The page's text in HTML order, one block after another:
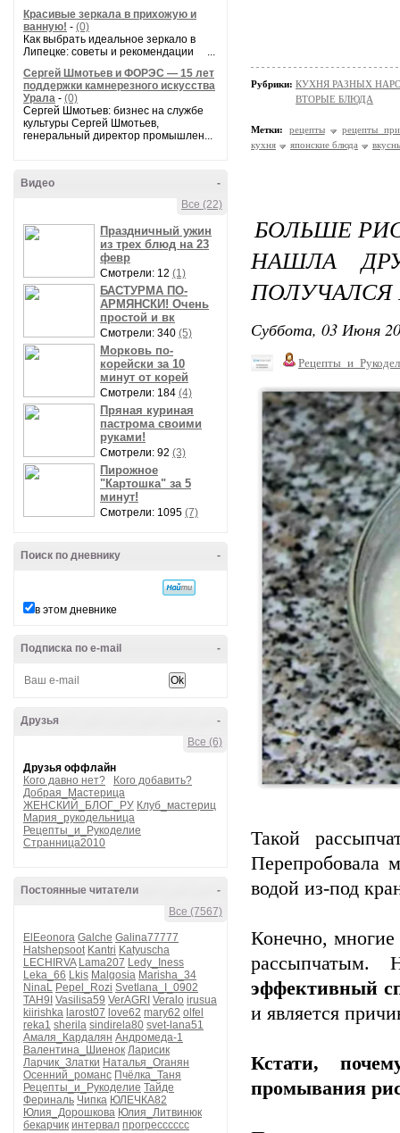
Красивые зеркала в прихожую и
ванную! - (0)
Как выбрать идеальное зеркало в
Липецке: советы и рекомендации ...
Сергей Шмотьев и ФОРЭС — 15 лет
поддержки камнерезного искусства
Урала - (0)
Сергей Шмотьев: бизнес на службе
культуры Сергей Шмотьев,
генеральный директор промышлен...
-
Видео
Все (22)
Праздничный ужин
из трех блюд на 23
февр
Смотрели: 12 (1)
БАСТУРМА ПО-
АРМЯНСКИ! Очень
простой и вк
Смотрели: 340 (5)
Морковь по-
корейски за 10
минут от корей
Смотрели: 184 (4)
Пряная куриная
пастрома своими
руками!
Смотрели: 92 (3)
Пирожное
"Картошка" за 5
минут!
Смотрели: 1095 (7)
-
Поиск по дневнику
в этом дневнике
-
Подписка по e-mail
-
Друзья
Все (6)
Друзья оффлайн
Кого давно нет?
Кого добавить?
Добрая_Мастерица
ЖЕНСКИЙ_БЛОГ_РУ Клуб_мастериц
Мария_рукодельница
Рецепты_и_Рукоделие
Странница2010
-
Постоянные читатели
Все (7567)
ElEeonora Galche Galina77777
Hatshepsoot Kantri Katyuscha
LECHIRVA Lama207 Ledy_Iness
Leka_66 Lkis Malgosia Marisha_34
NinaL Pepel_Rozi Svetlana_I_0902
TAH9I Vasilisa59 VerAGRI Veralo irusua
kiirishka larost07 love62 mary62 olfel
reka1 sherila sindirela80 svet-lana51
Амаля_Кардалян Андромеда-1
Валентина_Шиенок Ларисик
Ларчик_Златки Наталья_Оганян
Осенний_романс Пчёлка_Таня
Рецепты_и_Рукоделие Тайде
Фериналь Чипка ЮЛЕЧКА82
Юлия_Дорошкова Юлия_Литвинюк
бекарчик интервал прогресссссс
Рубрики: КУХНЯ РАЗНЫХ
ВТОРЫЕ БЛЮДА
Метки: рецепты
рецепты
кухня
японские блюда
БОЛЬШЕ
НАШЛА
Суббота, 03 Июня
Такой
Перепробовала
водой из-под
Конечно, многие
эффективный
и является
Кстати,
промывания